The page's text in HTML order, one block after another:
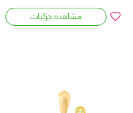
مشاهده جزئیات